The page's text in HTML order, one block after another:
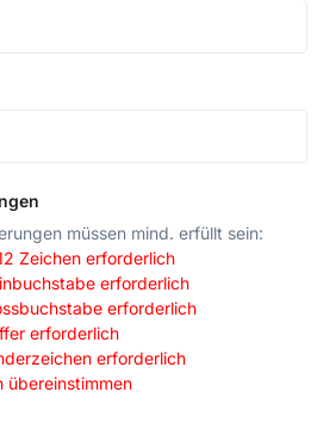
müssen mind. erfüllt sein:
Zeichen erforderlich
erforderlich
erforderlich
erforderlich
erforderlich
übereinstimmen